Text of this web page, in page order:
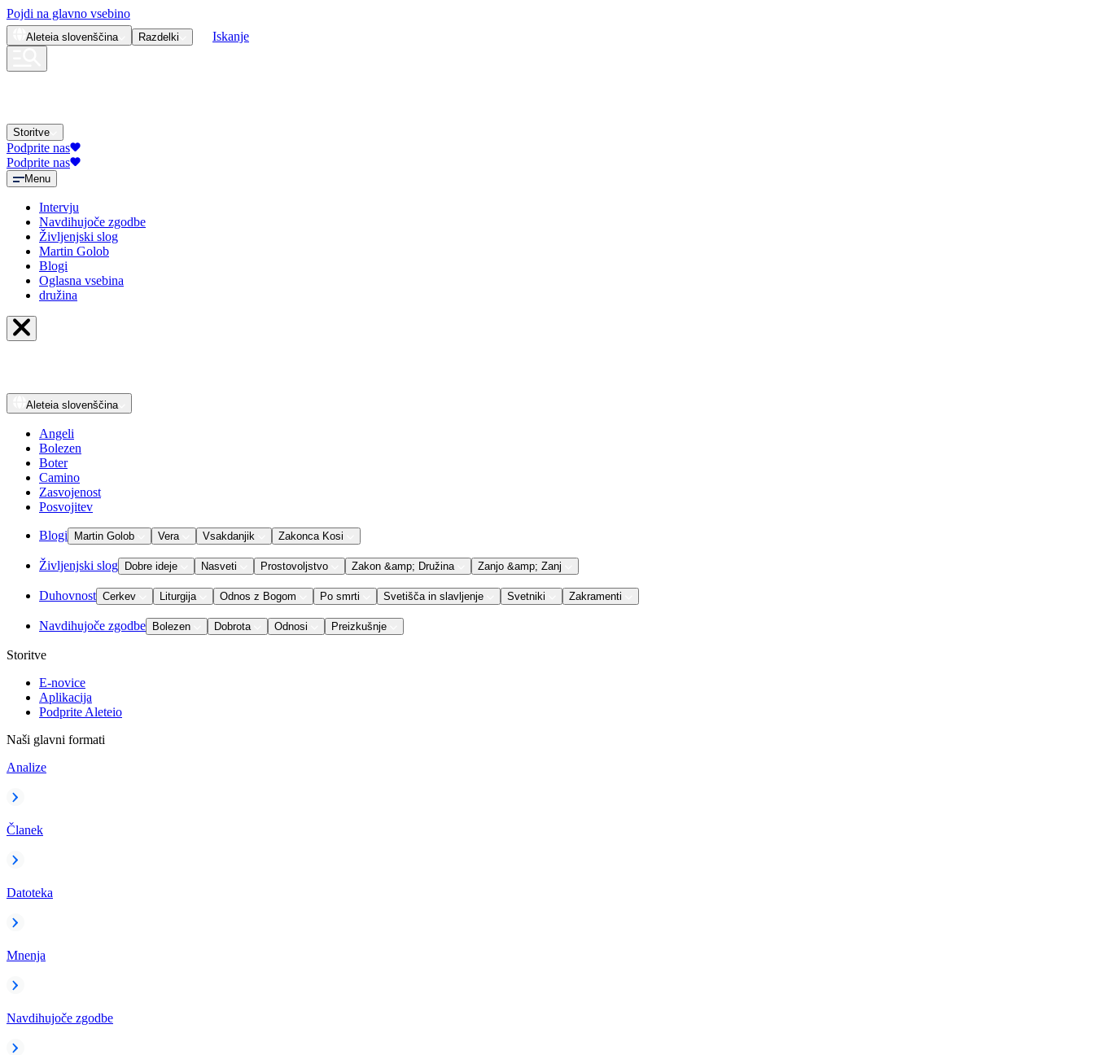
Pojdi na glavno vsebino
Aleteia slovenščina Razdelki Iskanje
Storitve
Podprite nas
Podprite nas
Menu
Intervju
Navdihujoče zgodbe
Življenjski slog
Martin Golob
Blogi
Oglasna vsebina
družina
Aleteia slovenščina
Angeli
Bolezen
Boter
Camino
Zasvojenost
Posvojitev
Blogi Martin Golob Vera Vsakdanjik Zakonca Kosi
Življenjski slog Dobre ideje Nasveti Prostovoljstvo Zakon &amp; Družina Zanjo &amp; Zanj
Duhovnost Cerkev Liturgija Odnos z Bogom Po smrti Svetišča in slavljenje Svetniki Zakramenti
Navdihujoče zgodbe Bolezen Dobrota Odnosi Preizkušnje
Storitve
E-novice
Aplikacija
Podprite Aleteio
Naši glavni formati
Analize
Članek
Datoteka
Mnenja
Navdihujoče zgodbe